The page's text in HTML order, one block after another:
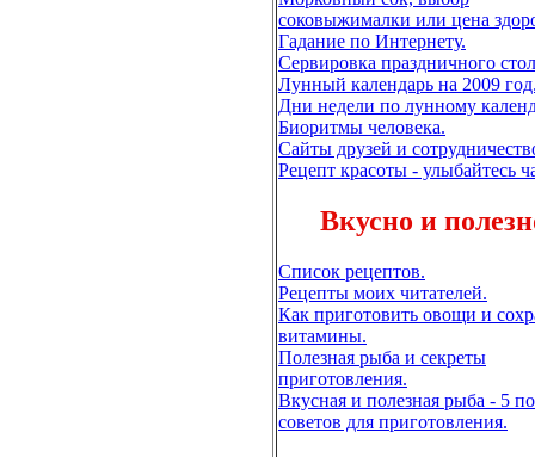
соковыжималки или цена
Гадание по Интернету.
Сервировка праздничного
Лунный календарь на 2009
Дни недели по лунному
Биоритмы человека.
Сайты друзей и
Рецепт красоты - улыбайтесь
Вкусно и
Список рецептов.
Рецепты моих читателей.
Как приготовить овощи и
витамины.
Полезная рыба и секреты
приготовления.
Вкусная и полезная рыба - 5
советов для приготовления.